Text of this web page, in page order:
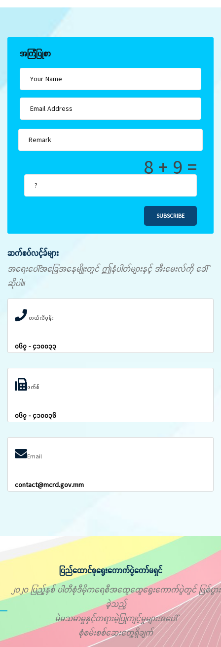
အကြံပြုစာ
8 + 9 =
SUBSCRIBE
ဆက်စပ်လင့်ခ်များ
အရေးပေါ်အခြေအနေမျိုးတွင် ဤနံပါတ်များနှင့် အီးမေးလ်ကို ခေါ်
ဆိုပါ။
တယ်လီဖုန်း
၀၆၇ - ၄၁၀၀၃၃
ဖက်စ်
၀၆၇ - ၄၁၀၀၃၆
Email
contact@mcrd.gov.mm
ပြည်ထောင်စုရွေးကောက်ပွဲကော်မရှင်
၂၀၂၀ ပြည့်နှစ် ပါတီစုံဒီမိုကရေစီအထွေထွေရွေးကောက်ပွဲတွင် ဖြစ်ပွား
ခဲ့သည့်
မဲမသမာမှုနှင့်တရားမဲ့ပြုကျင့်မှုများအပေါ်
စုံစမ်းစစ်ဆေးတွေ့ရှိချက်